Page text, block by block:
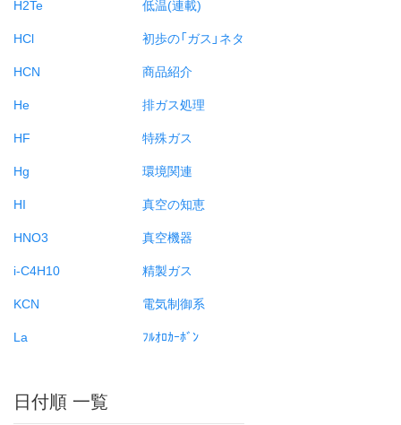
H2Te
HCl
HCN
He
HF
Hg
HI
HNO3
i-C4H10
KCN
La
低温(連載)
初歩の「ガス」ネタ
商品紹介
排ガス処理
特殊ガス
環境関連
真空の知恵
真空機器
精製ガス
電気制御系
ﾌﾙｵﾛｶｰﾎﾞﾝ
日付順 一覧